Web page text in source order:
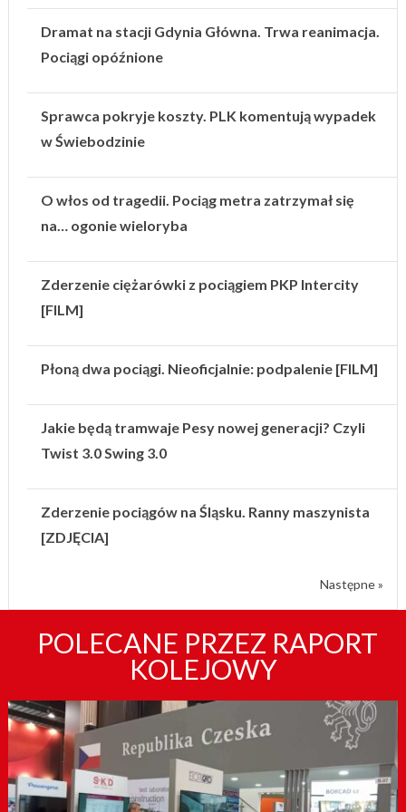
Dramat na stacji Gdynia Główna. Trwa reanimacja.
Pociągi opóźnione
Sprawca pokryje koszty. PLK komentują wypadek
w Świebodzinie
O włos od tragedii. Pociąg metra zatrzymał się
na… ogonie wieloryba
Zderzenie ciężarówki z pociągiem PKP Intercity
[FILM]
Płoną dwa pociągi. Nieoficjalnie: podpalenie [FILM]
Jakie będą tramwaje Pesy nowej generacji? Czyli
Twist 3.0 Swing 3.0
Zderzenie pociągów na Śląsku. Ranny maszynista
[ZDJĘCIA]
Następne »
POLECANE PRZEZ RAPORT
KOLEJOWY